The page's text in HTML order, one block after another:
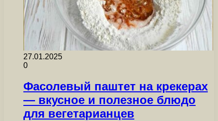
27.01.2025
0
Фасолевый паштет на крекерах
— вкусное и полезное блюдо
для вегетарианцев